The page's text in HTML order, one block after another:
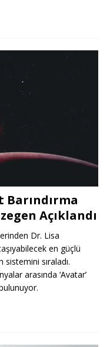
Barındırma
Açıklandı
Dr. Lisa
en güçlü
sistemini sıraladı.
arasında ‘Avatar’